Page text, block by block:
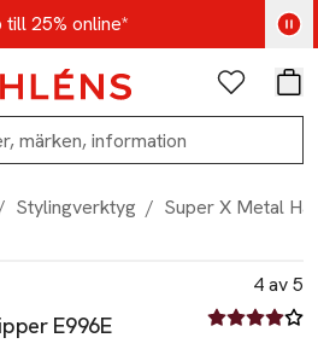
till 25% online*
- Shoppa nu
Favoriter
Stylingverktyg / Super X Metal
E996E
4 av 5
4 av fem